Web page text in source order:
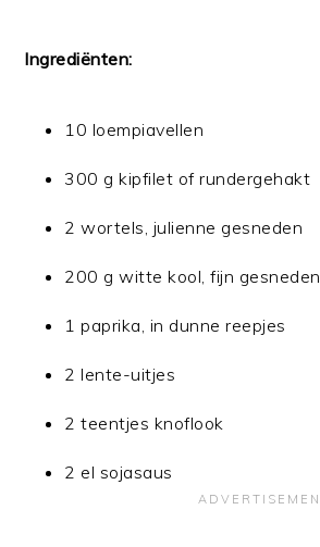
Ingrediënten:
10 loempiavellen
300 g kipfilet of rundergehakt
2 wortels, julienne gesneden
200 g witte kool, fijn gesneden
1 paprika, in dunne reepjes
2 lente-uitjes
2 teentjes knoflook
2 el sojasaus